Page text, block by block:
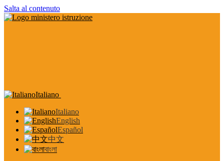
Salta al contenuto
Italiano
Italiano
English
Español
中文
বাংলা